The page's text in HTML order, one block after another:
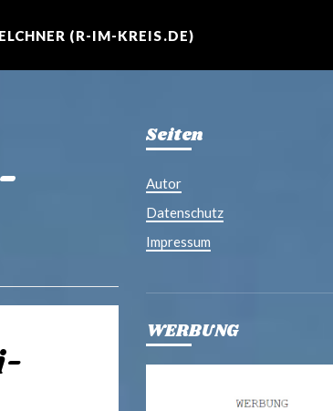
(R-IM-KREIS.DE)
Seiten
Autor
Datenschutz
Impressum
WERBUNG